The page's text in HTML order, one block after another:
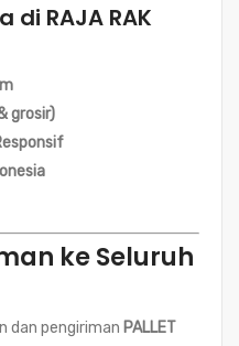
RAJA RAK
grosir)
ke Seluruh
dan pengiriman PALLET